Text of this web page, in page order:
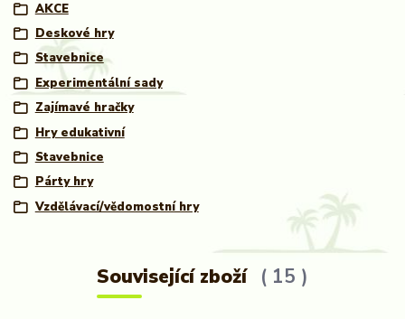
AKCE
Deskové hry
Stavebnice
Experimentální sady
Zajímavé hračky
Hry edukativní
Stavebnice
Párty hry
Vzdělávací/vědomostní hry
Související zboží 15